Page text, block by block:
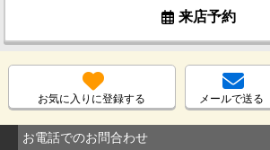
来店予約
お気に入りに登録する メールで送る
お電話でのお問合わせ